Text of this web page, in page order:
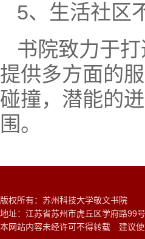
5、生活社区
书院致力于
提供多方面的
碰撞，潜能的
围。
版权所有：苏州科技大学敬文书院
地址：江苏省苏州市虎丘区学府路
本网站内容未经许可不得转载 建议